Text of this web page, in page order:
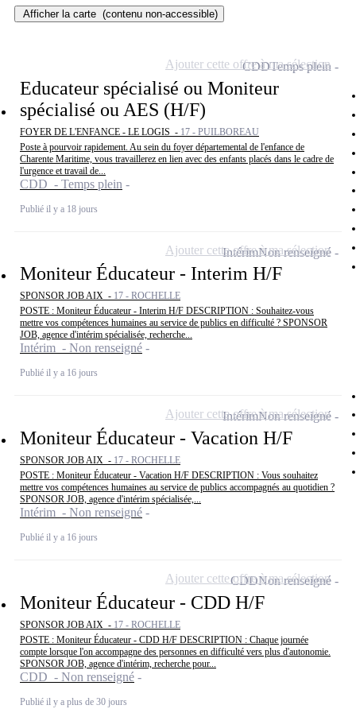
Afficher la carte (contenu non-accessible)
Educateur spécialisé ou Moniteur
spécialisé ou AES (H/F)
FOYER DE L'ENFANCE - LE LOGIS - 17 - PUILBOREAU
Poste à pourvoir rapidement. Au sein du foyer départemental de l'enfance de
Charente Maritime, vous travaillerez en lien avec des enfants placés dans le cadre de
l'urgence et travail de...
CDD - Temps plein
Publié il y a 18 jours
CDDTemps plein
Ajouter cette offre à ma sélection
Moniteur Éducateur - Interim H/F
SPONSOR JOB AIX - 17 - ROCHELLE
POSTE : Moniteur Éducateur - Interim H/F DESCRIPTION : Souhaitez-vous
mettre vos compétences humaines au service de publics en difficulté ? SPONSOR
JOB, agence d'intérim spécialisée, recherche...
Intérim - Non renseigné
Publié il y a 16 jours
IntérimNon renseigné
Ajouter cette offre à ma sélection
Moniteur Éducateur - Vacation H/F
SPONSOR JOB AIX - 17 - ROCHELLE
POSTE : Moniteur Éducateur - Vacation H/F DESCRIPTION : Vous souhaitez
mettre vos compétences humaines au service de publics accompagnés au quotidien ?
SPONSOR JOB, agence d'intérim spécialisée,...
Intérim - Non renseigné
Publié il y a 16 jours
IntérimNon renseigné
Ajouter cette offre à ma sélection
Moniteur Éducateur - CDD H/F
SPONSOR JOB AIX - 17 - ROCHELLE
POSTE : Moniteur Éducateur - CDD H/F DESCRIPTION : Chaque journée
compte lorsque l'on accompagne des personnes en difficulté vers plus d'autonomie.
SPONSOR JOB, agence d'intérim, recherche pour...
CDD - Non renseigné
Publié il y a plus de 30 jours
CDDNon renseigné
Ajouter cette offre à ma sélection